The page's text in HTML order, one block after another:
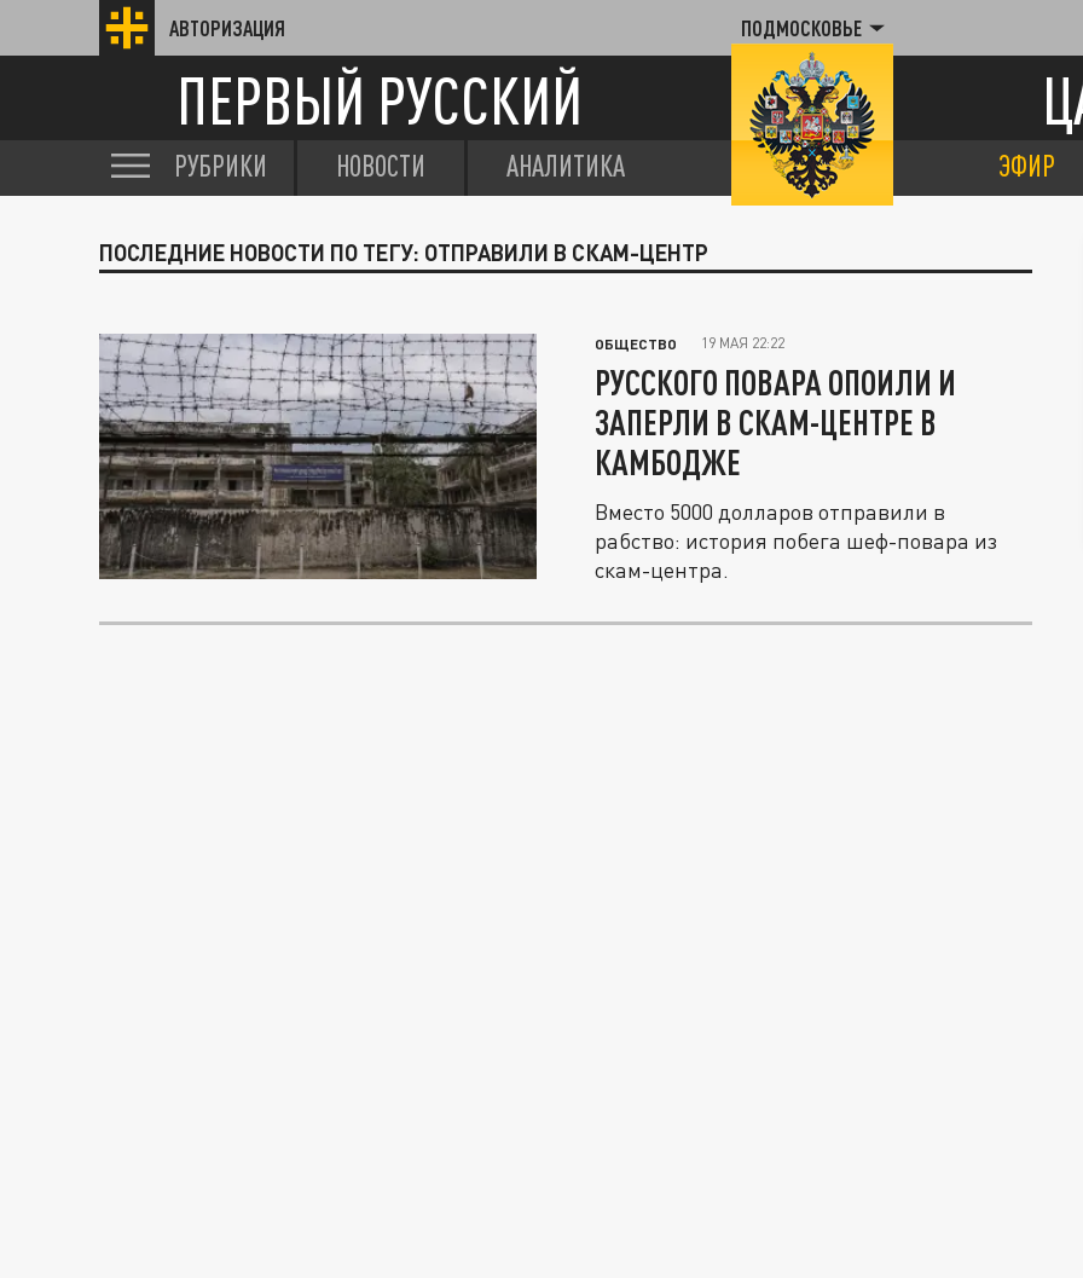
АВТОРИЗАЦИЯ ПОДМОСКОВЬЕ
ПЕРВЫЙ РУССКИЙ
РУБРИКИ НОВОСТИ АНАЛИТИКА ЭФИР
ПОСЛЕДНИЕ НОВОСТИ ПО ТЕГУ: ОТПРАВИЛИ В СКАМ-ЦЕНТР
ОБЩЕСТВО 19 МАЯ 22:22
РУССКОГО ПОВАРА ОПОИЛИ И
ЗАПЕРЛИ В СКАМ-ЦЕНТРЕ В
КАМБОДЖЕ
Вместо 5000 долларов отправили в
рабство: история побега шеф-повара из
скам-центра.